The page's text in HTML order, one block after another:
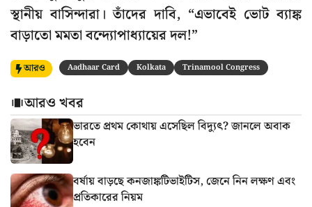
স্থানীয় বাসিন্দারা। তাঁদের দাবি, “এভাবেই ভোট ব্যাঙ্ক
বাড়াতো মমতা বন্দ্যোপাধ্যায়ের দল!”
আরও Aadhaar Card Kolkata Trinamool Congress
আরও খবর
ভারতে প্রথম কোথায় এসেছিল বিদ্যুৎ? জানলে অবাক
হবেন
বর্ষায় বাড়ছে কনজাঙ্কটিভাইটিস, জেনে নিন লক্ষণ এবং
প্রতিকারের নিয়ম